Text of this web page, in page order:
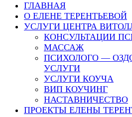
ГЛАВНАЯ
О ЕЛЕНЕ ТЕРЕНТЬЕВОЙ
УСЛУГИ ЦЕНТРА
КОНСУЛЬТАЦИИ
МАССАЖ
ПСИХОЛОГО —
УСЛУГИ
УСЛУГИ КОУЧА
ВИП КОУЧИНГ
НАСТАВНИЧЕСТВО
ПРОЕКТЫ ЕЛЕНЫ